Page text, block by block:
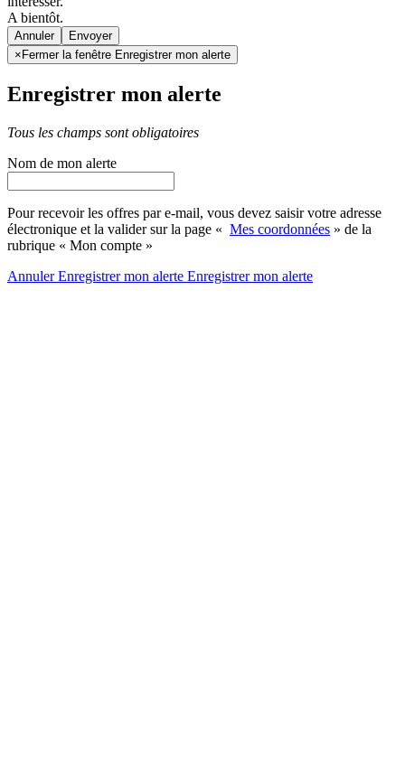
A bientôt.
Annuler
× Fermer la fenêtre Enregistrer mon alerte
Enregistrer mon alerte
Tous les champs sont obligatoires
Nom de mon alerte
Pour recevoir les offres par e-mail, vous devez saisir votre adresse
électronique et la valider sur la page « Mes coordonnées » de la
rubrique « Mon compte »
AnnulerEnregistrer mon alerte Enregistrermon alerte